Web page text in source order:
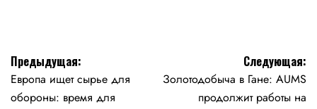
Навигация
по
Предыдущая:
Европа ищет сырье для
обороны: время для
Следующая:
Золотодобыча в Гане: AUMS
продолжит работы на